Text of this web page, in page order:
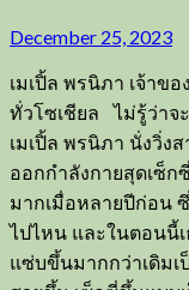
December 25, 2023
เมเปิ้ล พรนิภา เจ้าข
ทั่วโซเชียล ไม่รู้ว่าจ
เมเปิ้ล พรนิภา นั่งวิ่ง
ออกกำลังกายสุดเซ็
มากเมื่อหลายปีก่อน
ไปไหน และในตอนนี้
แซ่บขึ้นมากกว่าเดิมเ